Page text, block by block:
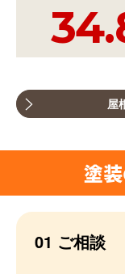
屋
塗
01 ご相談